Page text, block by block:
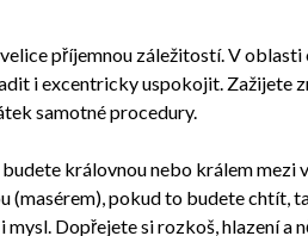
příjemnou záležitostí. V
i excentricky uspokojit. Zažijete
samotné procedury.
královnou nebo králem mezi
(masérem), pokud to budete chtít,
mysl. Dopřejete si rozkoš, hlazení a